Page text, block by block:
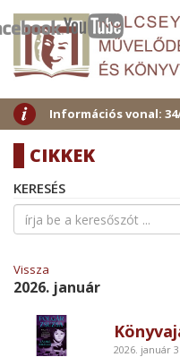
Információs vonal:
CIKKEK
KERESÉS
Vissza
2026. január
2026. január